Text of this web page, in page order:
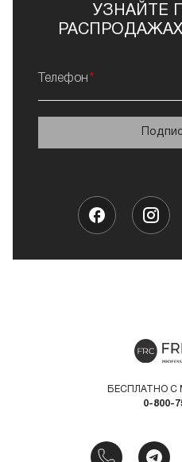
УЗНАЙТЕ
Телефон
БЕСПЛАТНО С
0-800-